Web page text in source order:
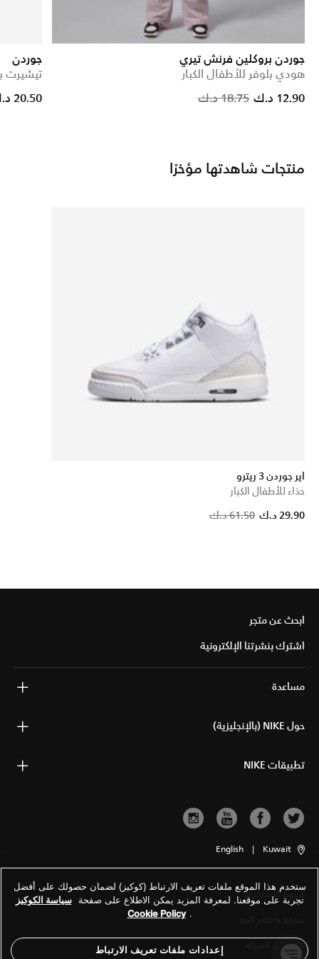
جوردن بروكلين فرنش تيري
هودي بلوفر للأطفال الكبار
Price
18.75 د.ك 12.90 د.ك
جوردن
تيشيرت
20.50 د.ك
منتجات شاهدتها مؤخرًا
اير جوردن 3 ريترو
حذاء للأطفال الكبار
61.50 د.ك
29.90 د.ك
ابحث عن متجر
اشترك بنشرتنا الإلكترونية
مساعدة
حول NIKE (بالإنجليزية)
تطبيقات NIKE
Kuwait
|
English
شروط الاستخدام
معلومات الشركة
ستخدم هذا الموقع ملفات تعريف الارتباط (كوكيز) لضمان حصولك على أفضل
تجربة على موقعنا. لمعرفة المزيد يمكن الاطلاع على صفحة سياسة الكوكيز
.
Cookie Policy
إعدادات ملفات تعريف الارتباط